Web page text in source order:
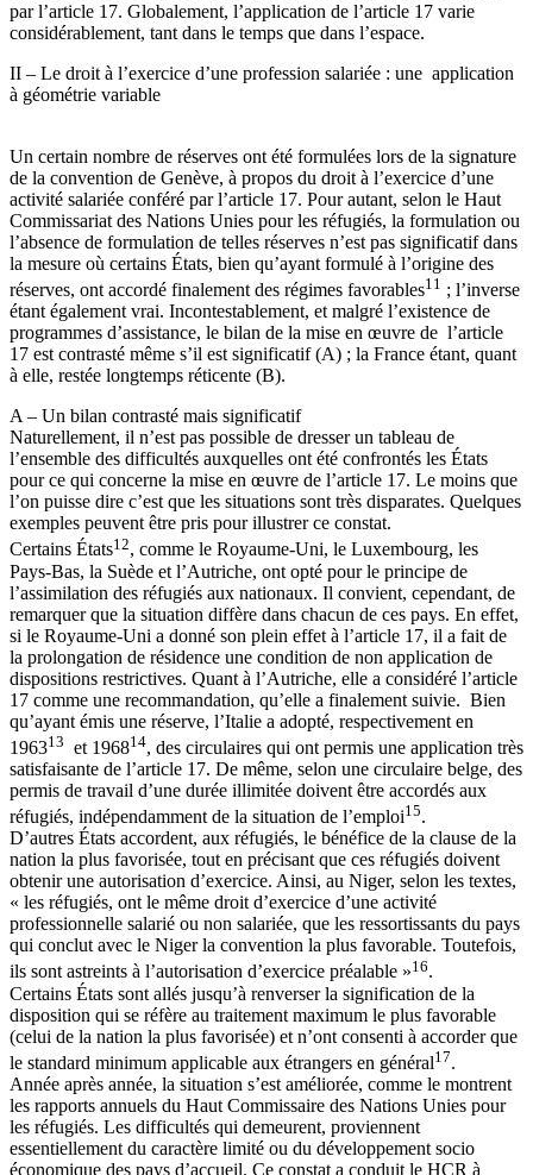
par l’article 17. Globalement, l’application de l’article 17 varie
considérablement, tant dans le temps que dans l’espace.
II – Le droit à l’exercice d’une profession salariée : une application
à géométrie variable
Un certain nombre de réserves ont été formulées lors de la signature
de la convention de Genève, à propos du droit à l’exercice d’une
activité salariée conféré par l’article 17. Pour autant, selon le Haut
Commissariat des Nations Unies pour les réfugiés, la formulation ou
l’absence de formulation de telles réserves n’est pas significatif dans
la mesure où certains États, bien qu’ayant formulé à l’origine des
réserves, ont accordé finalement des régimes favorables11 ; l’inverse
étant également vrai. Incontestablement, et malgré l’existence de
programmes d’assistance, le bilan de la mise en œuvre de l’article
17 est contrasté même s’il est significatif (A) ; la France étant, quant
à elle, restée longtemps réticente (B).
A – Un bilan contrasté mais significatif
Naturellement, il n’est pas possible de dresser un tableau de
l’ensemble des difficultés auxquelles ont été confrontés les États
pour ce qui concerne la mise en œuvre de l’article 17. Le moins que
l’on puisse dire c’est que les situations sont très disparates. Quelques
exemples peuvent être pris pour illustrer ce constat.
Certains États12, comme le Royaume-Uni, le Luxembourg, les
Pays-Bas, la Suède et l’Autriche, ont opté pour le principe de
l’assimilation des réfugiés aux nationaux. Il convient, cependant, de
remarquer que la situation diffère dans chacun de ces pays. En effet,
si le Royaume-Uni a donné son plein effet à l’article 17, il a fait de
la prolongation de résidence une condition de non application de
dispositions restrictives. Quant à l’Autriche, elle a considéré l’article
17 comme une recommandation, qu’elle a finalement suivie. Bien
qu’ayant émis une réserve, l’Italie a adopté, respectivement en
196313 et 196814, des circulaires qui ont permis une application très
satisfaisante de l’article 17. De même, selon une circulaire belge, des
permis de travail d’une durée illimitée doivent être accordés aux
réfugiés, indépendamment de la situation de l’emploi15.
D’autres États accordent, aux réfugiés, le bénéfice de la clause de la
nation la plus favorisée, tout en précisant que ces réfugiés doivent
obtenir une autorisation d’exercice. Ainsi, au Niger, selon les textes,
« les réfugiés, ont le même droit d’exercice d’une activité
professionnelle salarié ou non salariée, que les ressortissants du pays
qui conclut avec le Niger la convention la plus favorable. Toutefois,
ils sont astreints à l’autorisation d’exercice préalable »16.
Certains États sont allés jusqu’à renverser la signification de la
disposition qui se réfère au traitement maximum le plus favorable
(celui de la nation la plus favorisée) et n’ont consenti à accorder que
le standard minimum applicable aux étrangers en général17.
Année après année, la situation s’est améliorée, comme le montrent
les rapports annuels du Haut Commissaire des Nations Unies pour
les réfugiés. Les difficultés qui demeurent, proviennent
essentiellement du caractère limité ou du développement socio
économique des pays d’accueil. Ce constat a conduit le HCR à